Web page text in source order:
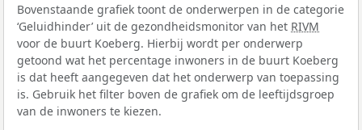
Bovenstaande grafiek toont de onderwerpen in de categorie
‘Geluidhinder’ uit de gezondheidsmonitor van het RIVM
voor de buurt Koeberg. Hierbij wordt per onderwerp
getoond wat het percentage inwoners in de buurt Koeberg
is dat heeft aangegeven dat het onderwerp van toepassing
is. Gebruik het filter boven de grafiek om de leeftijdsgroep
van de inwoners te kiezen.